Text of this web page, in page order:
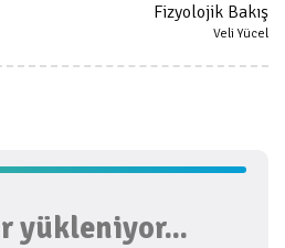
Fizyolojik Bakış
Veli Yücel
yükleniyor...